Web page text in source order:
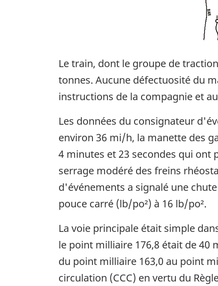
Le train, dont le groupe de
tonnes. Aucune défectuosité du
instructions de la compagnie et
Les données du consignateur
environ 36 mi/h, la manette des
4 minutes et 23 secondes qui ont
serrage modéré des freins
d'événements a signalé une
pouce carré (lb/po²) à 16 lb/po².
La voie principale était simple
le point milliaire 176,8 était de 40
du point milliaire 163,0 au point
circulation (CCC) en vertu du